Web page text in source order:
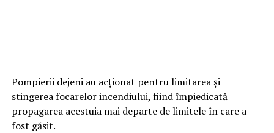
Pompierii dejeni au acționat pentru limitarea și
stingerea focarelor incendiului, fiind împiedicată
propagarea acestuia mai departe de limitele în care a
fost găsit.